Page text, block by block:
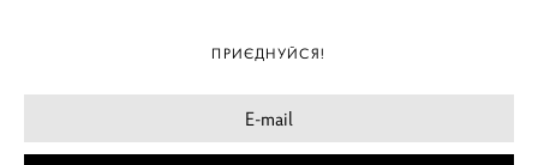
ПРИЄДНУЙСЯ!